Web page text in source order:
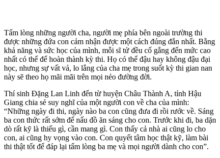
Tấm lòng những người cha, người mẹ phía bên ngoài trường thi
được những đứa con cảm nhận được một cách đúng đắn nhất. Bằng
khả năng và sức học của mình, mỗi sĩ tử đều cố gắng đến mức cao
nhất có thể để hoàn thành kỳ thi. Họ có thể đậu hay không đậu đại
học, nhưng sự vất vả, lo lắng của cha mẹ trong suốt kỳ thi gian nan
này sẽ theo họ mãi mãi trên mọi nẻo đường đời.
Thí sinh Đặng Lan Linh đến từ huyện Châu Thành A, tỉnh Hậu
Giang chia sẻ suy nghĩ của một người con về cha của mình:
“Những ngày đi thi, ngày nào ba con cũng đưa đi rồi rước về. Sáng
ba con thức rất sớm để nấu đồ ăn sáng cho con. Trước khi đi, ba dặn
dò rất kỹ là thiếu gì, cần mang gì. Con thấy cả nhà ai cũng lo cho
con, ai cũng hy vọng vào con. Con quyết tâm học thật kỹ, làm bài
thi thật tốt để đáp lại tấm lòng ba mẹ và mọi người dành cho con”.